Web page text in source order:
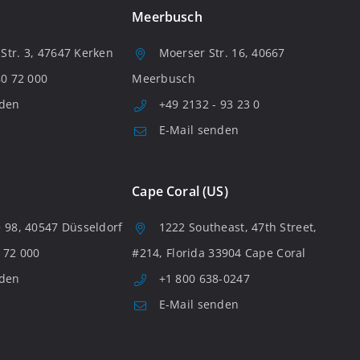
3, 47647 Kerken
72 000
Meerbusch
Moerser Str. 16, 40667
Meerbusch
+49 2132 - 93 23 0
E-Mail senden
98, 40547 Düsseldorf
000
Cape Coral (US)
1222 Southeast, 47th Street,
#214, Florida 33904 Cape Coral
+1 800 638-0247
E-Mail senden